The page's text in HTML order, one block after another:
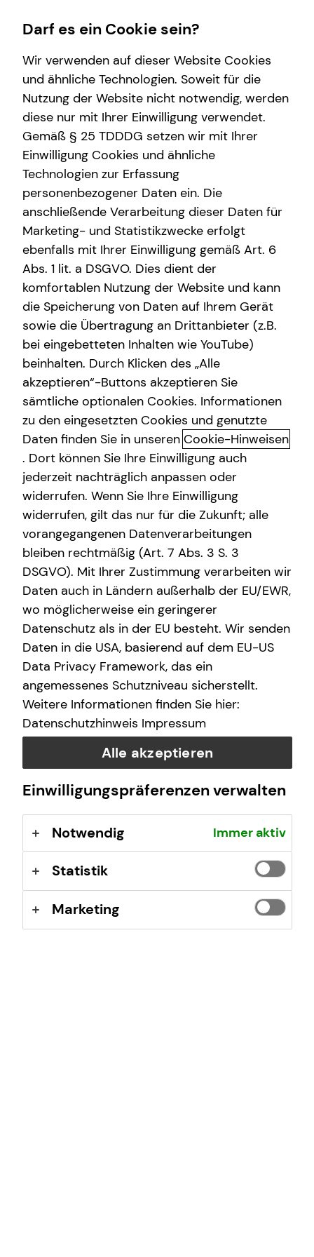
Finanzberatung
Videoberatung
Spezialisten-Netzwerk
Altersvorsorge
Arbeitskraftabsicherung
Kindervorsorge
Sach- und Vermögenssicherung
Private Krankenversicherung
Überblick
Krankenzusatzversicherung
Betriebliche Krankenversicherung
Wissenswertes
Interview
Über tecis
Über mich
Service
Kundenportal
Impressum
Dr. rer. nat. Jens Terhalle
Selbstständiger Repräsentant für die tecis
Finanzdienstleistungen AG
Schloßstraße 8-10
45468 Mülheim an der Ruhr
Mobil: +49 (170) 9373129
E-Mail:jens.terhalle@tecis.de
Verantwortlicher im Sinne des § 18 Abs. 2
MStV
Dr. rer. nat. Jens Terhalle
Schloßstraße 8-10
45468 Mülheim an der Ruhr
Erlaubnis nach § 34d GewO​
Aufsichtsbehörde:
IHK zu Köln
Unter Sachsenhausen 10-26
50667 Köln
Registrierungsnummer: D-5P8P-E6B7Z-67
Berufsbezeichnung: Versicherungsvertreter mit Erlaubnis
nach § 34 d Abs. 1 GewO Bundesrepublik Deutschland
Berufsrechtliche Regelungen: § 34 d Gewerbeordnung
Versicherungsvertrag (VVG), Verordnung über die
Versicherungsvermittlung und -beratung (VersVermV),
abrufbar unterwww.gesetze-im-internet.de
Erlaubnis nach § 34f GewO ​
Aufsichtsbehörde:
Unter Sachsenhausen 10-26
50667 Köln
Registrierungsnummer: D-F-156-U9IR-11
Berufsbezeichnung: Finanzanlagenvermittler nach § 34f
Abs. 1 Satz 1 Nr. 1 GewO Bundesrepublik Deutschland
Berufsrechtliche Regelungen: § 34 f Gewerbeordnung
Darf es ein Cookie sein?
Wir verwenden auf dieser Website Cookies
und ähnliche Technologien. Soweit für die
Nutzung der Website nicht notwendig, werden
diese nur mit Ihrer Einwilligung verwendet.
Gemäß § 25 TDDDG setzen wir mit Ihrer
Einwilligung Cookies und ähnliche
Technologien zur Erfassung
personenbezogener Daten ein. Die
anschließende Verarbeitung dieser Daten für
Marketing- und Statistikzwecke erfolgt
ebenfalls mit Ihrer Einwilligung gemäß Art. 6
Abs. 1 lit. a DSGVO. Dies dient der
komfortablen Nutzung der Website und kann
die Speicherung von Daten auf Ihrem Gerät
sowie die Übertragung an Drittanbieter (z.B.
bei eingebetteten Inhalten wie YouTube)
beinhalten. Durch Klicken des „Alle
akzeptieren“-Buttons akzeptieren Sie
sämtliche optionalen Cookies. Informationen
zu den eingesetzten Cookies und genutzte
Daten finden Sie in unseren Cookie-Hinweisen
. Dort können Sie Ihre Einwilligung auch
jederzeit nachträglich anpassen oder
widerrufen. Wenn Sie Ihre Einwilligung
widerrufen, gilt das nur für die Zukunft; alle
vorangegangenen Datenverarbeitungen
bleiben rechtmäßig (Art. 7 Abs. 3 S. 3
DSGVO). Mit Ihrer Zustimmung verarbeiten wir
Daten auch in Ländern außerhalb der EU/EWR,
wo möglicherweise ein geringerer
Datenschutz als in der EU besteht. Wir senden
Daten in die USA, basierend auf dem EU-US
Data Privacy Framework, das ein
angemessenes Schutzniveau sicherstellt.
Weitere Informationen finden Sie hier:
Datenschutzhinweis Impressum
Alle akzeptieren
Einwilligungspräferenzen verwalten
Notwendig Immer aktiv
Statistik
Marketing